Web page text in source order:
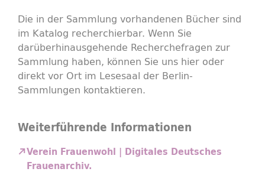
Die in der Sammlung vorhandenen Bücher sind
im Katalog recherchierbar. Wenn Sie
darüberhinausgehende Recherchefragen zur
Sammlung haben, können Sie uns hier oder
direkt vor Ort im Lesesaal der Berlin-
Sammlungen kontaktieren.
Weiterführende Informationen
Verein Frauenwohl | Digitales Deutsches
Frauenarchiv.